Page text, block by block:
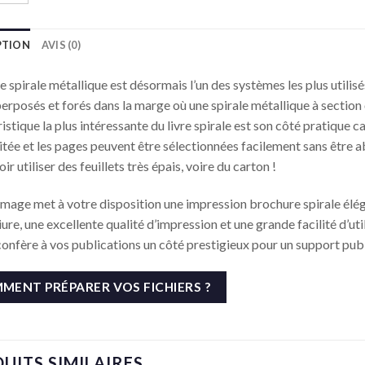
AVIS (0)
spirale métallique est désormais l’un des systèmes les plus
et forés dans la marge où une spirale métallique à
la plus intéressante du livre spirale est son côté pratique
et les pages peuvent être sélectionnées facilement sans être
utiliser des feuillets très épais, voire du carton !
met à votre disposition une impression brochure spirale
une excellente qualité d’impression et une grande facilité
à vos publications un côté prestigieux pour un support
PRÉPARER VOS FICHIERS ?